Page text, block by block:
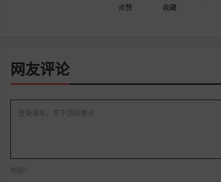
点赞 收藏
网友评论
登录易车，写下您的槽点
你好！